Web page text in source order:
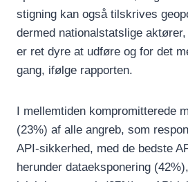
stigning kan også tilskrives
dermed nationalstatslige
er ret dyre at udføre og for det
gang, ifølge rapporten.
I mellemtiden kompromitterede
(23%) af alle angreb, som
API-sikkerhed, med de bedste
herunder dataeksponering